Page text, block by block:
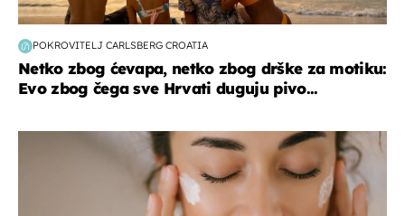
POKROVITELJ CARLSBERG CROATIA
Netko zbog ćevapa, netko zbog drške za motiku:
Evo zbog čega sve Hrvati duguju pivo...
moda & ljepota